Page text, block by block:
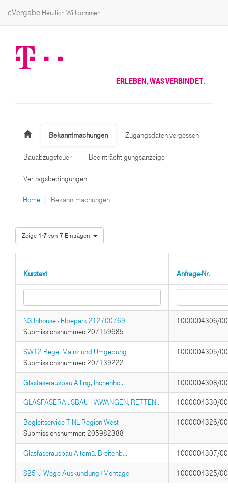
eVergabe Herzlich Willkommen
ERLEBEN, WAS VERBINDET.
Bekanntmachungen Zugangsdaten vergessen
Bauabzugsteuer Beeinträchtigungsanzeige
Vertragsbedingungen
Home Bekanntmachungen
Zeige 1-7von 7 Einträgen.
Kurztext Anfrage-Nr.
N3 Inhouse - Elbepark 212700769
Submissionsnummer: 207159685
1000004306/
SW12 Regel Mainz und Umgebung
Submissionsnummer: 207139222
1000004305/
Glasfaserausbau Alling, Inchenho... 1000004308/
GLASFASERAUSBAU HAWANGEN, RETTEN... 1000004330/
Begleitservice T NL Region West
Submissionsnummer: 205982388
1000004326/
Glasfaserausbau Altomü.,Breitenb... 1000004307/
S25 Ü-Wege Auskundung+Montage 1000004325/